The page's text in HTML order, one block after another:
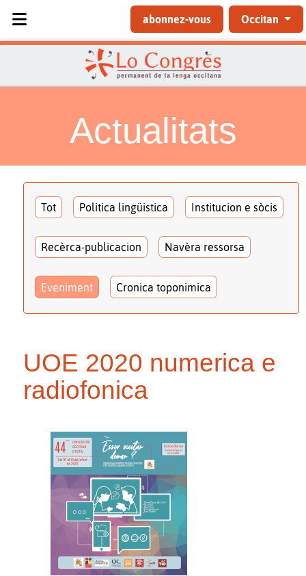
abonnez-vous Occitan
Actualitats
Tot Politica lingüistica Institucion e sòcis
Recèrca-publicacion Navèra ressorsa
Eveniment Cronica toponimica
UOE 2020 numerica e
radiofonica